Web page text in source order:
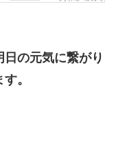
の元気に繋がり
。